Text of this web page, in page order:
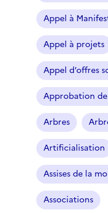
Appel à
Appel à projets
Appel d’offres
Approbation
Arbres
Artificialisation
Assises de la
Associations